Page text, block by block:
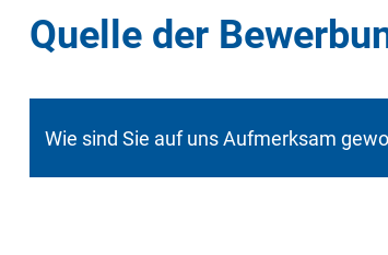
Quelle der